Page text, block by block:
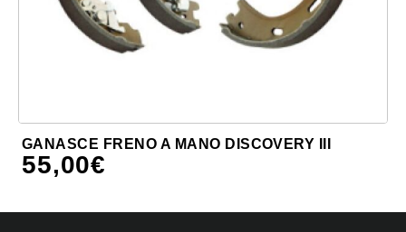
GANASCE FRENO A MANO DISCOVERY III
55,00€